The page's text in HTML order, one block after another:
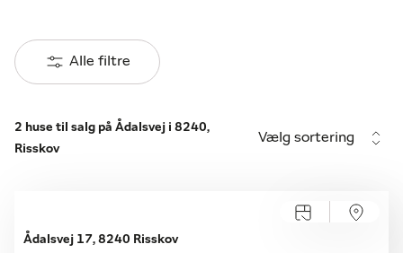
Alle filtre
2 huse til salg på Ådalsvej i 8240,
Risskov
Vælg sortering
Ådalsvej 17, 8240 Risskov